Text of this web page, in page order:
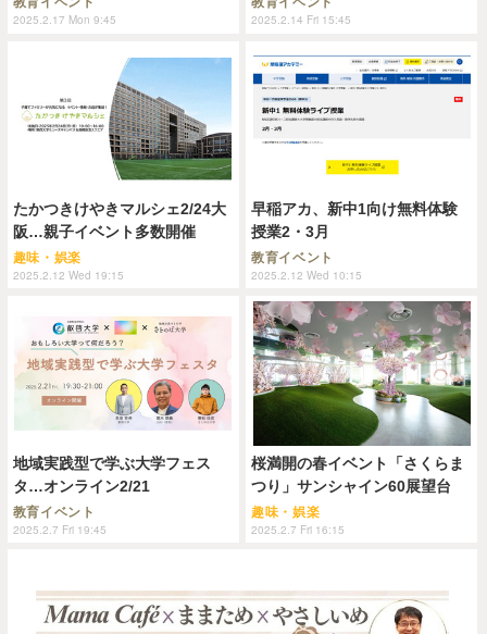
2025.2.17 Mon 9:45
2025.2.14 Fri 15:45
たかつきけやきマルシェ2/24大
阪…親子イベント多数開催
趣味・娯楽
2025.2.12 Wed 19:15
早稲アカ、新中1向け無料体験
授業2・3月
教育イベント
2025.2.12 Wed 10:15
地域実践型で学ぶ大学フェス
タ…オンライン2/21
教育イベント
2025.2.7 Fri 19:45
桜満開の春イベント「さくらま
つり」サンシャイン60展望台
趣味・娯楽
2025.2.7 Fri 16:15